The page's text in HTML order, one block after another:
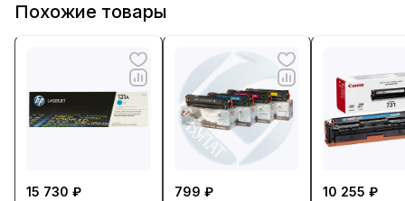
Похожие товары
15 730 ₽
799 ₽
10 255 ₽